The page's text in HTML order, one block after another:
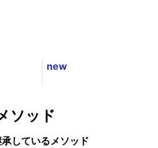
new
ソッド
しているメソッド